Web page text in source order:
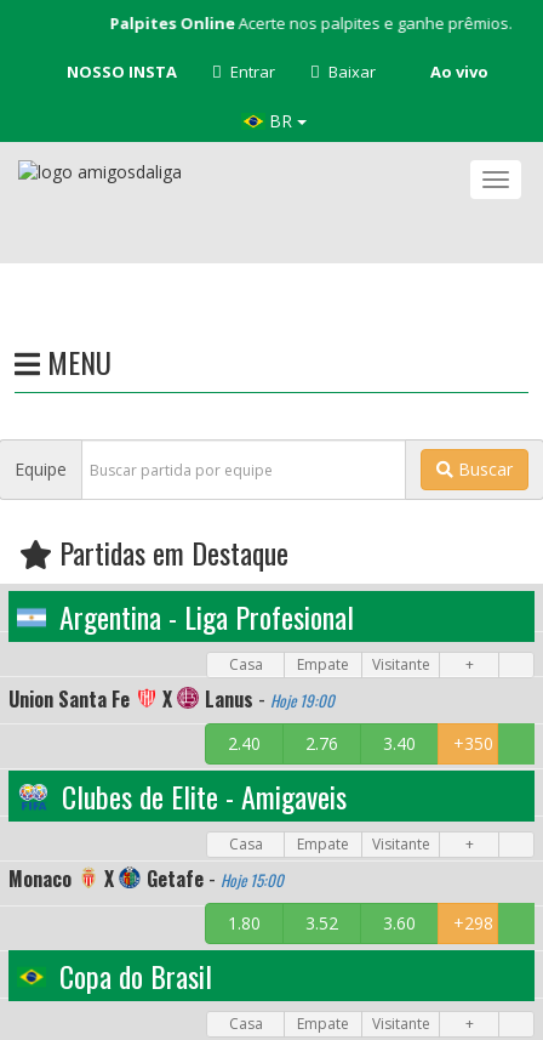
Palpites OnlineAcerte nos palpites e ganhe prêmios.
NOSSO INSTA Entrar Baixar Ao vivo
BR
MENU
Equipe Buscar
Partidas em Destaque
Argentina - Liga Profesional
Casa Empate Visitante +
Union Santa Fe X Lanus - Hoje 19:00
2.40 2.76 3.40 +350
Clubes de Elite - Amigaveis
Casa Empate Visitante +
Monaco X Getafe - Hoje 15:00
1.80 3.52 3.60 +298
Copa do Brasil
Casa Empate Visitante +